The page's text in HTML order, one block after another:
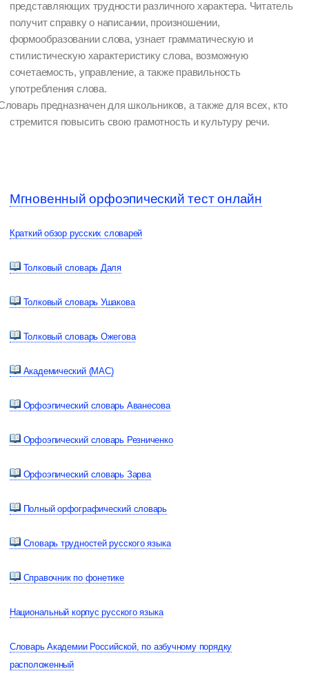
представляющих трудности различного характера. Читатель
получит справку о написании, произношении,
формообразовании слова, узнает грамматическую и
стилистическую характеристику слова, возможную
сочетаемость, управление, а также правильность
употребления слова.
предназначен для школьников, а также для всех, кто
стремится повысить свою грамотность и культуру речи.
Мгновенный орфоэпический тест онлайн
Краткий обзор русских словарей
Толковый словарь Даля
Толковый словарь Ушакова
Толковый словарь Ожегова
Академический (МАС)
Орфоэпический словарь Аванесова
Орфоэпический словарь Резниченко
Орфоэпический словарь Зарва
Полный орфографический словарь
Словарь трудностей русского языка
Справочник по фонетике
Национальный корпус русского языка
Словарь Академии Российской, по азбучному порядку
расположенный